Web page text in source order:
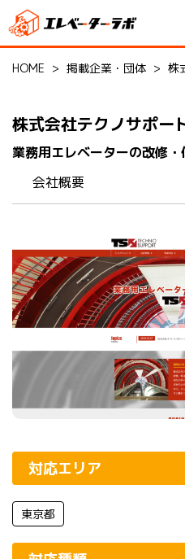
HOME > 掲載企業・団体 > 株
株式会社テクノサポー
業務用エレベーターの改修・
会社概要
対応エリア
東京都